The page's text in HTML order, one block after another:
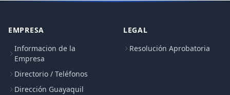
EMPRESA
Informacion de la
Empresa
Directorio / Teléfonos
Dirección Guayaquil
LEGAL
Resolución Aprobatoria